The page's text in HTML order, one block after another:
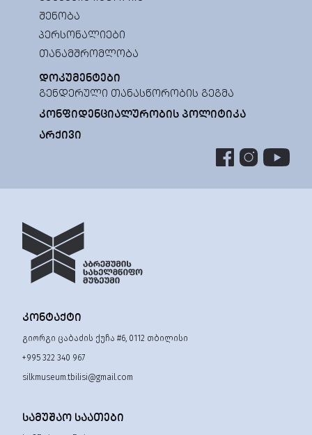
ᲨᲔᲜᲝᲑᲐ
ᲞᲔᲠᲡᲝᲜᲐᲚᲘᲔᲑᲘ
ᲗᲐᲜᲐᲛᲨᲠᲝᲛᲚᲝᲑᲐ
ᲓᲝᲙᲣᲛᲔᲜᲢᲔᲑᲘ
ᲒᲔᲜᲓᲔᲠᲣᲚᲘ ᲗᲐᲜᲐᲡᲬᲝᲠᲝᲑᲘᲡ ᲒᲔᲒᲛᲐ
ᲙᲝᲜᲤᲘᲓᲔᲜᲪᲘᲐᲚᲣᲠᲝᲑᲘᲡ ᲞᲝᲚᲘᲢᲘᲙᲐ
ᲐᲠᲥᲘᲕᲘ
ᲙᲝᲜᲢᲐᲥᲢᲘ
გიორგი ცაბაძის ქუჩა #6, 0112 თბილისი
+995 322 340 967
silkmuseum.tbilisi@gmail.com
ᲡᲐᲛᲣᲨᲐᲝ ᲡᲐᲐᲗᲔᲑᲘ